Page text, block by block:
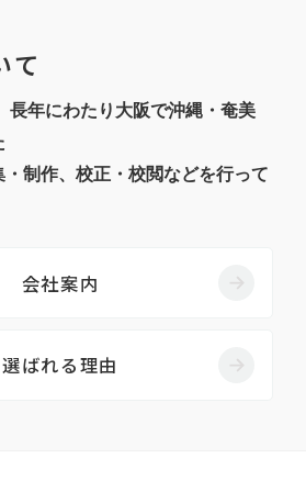
て
長年にわたり大阪で沖縄・奄美
制作、校正・校閲などを行って
会社案内
選ばれる理由